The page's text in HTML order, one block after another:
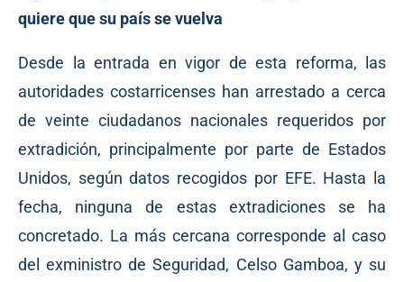
quiere que su país se vuelva
Desde la entrada en vigor de esta reforma, las
autoridades costarricenses han arrestado a cerca
de veinte ciudadanos nacionales requeridos por
extradición, principalmente por parte de Estados
Unidos, según datos recogidos por EFE. Hasta la
fecha, ninguna de estas extradiciones se ha
concretado. La más cercana corresponde al caso
del exministro de Seguridad, Celso Gamboa, y su